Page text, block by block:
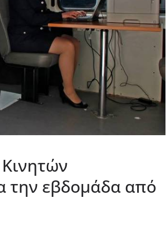
την εβδομάδα από